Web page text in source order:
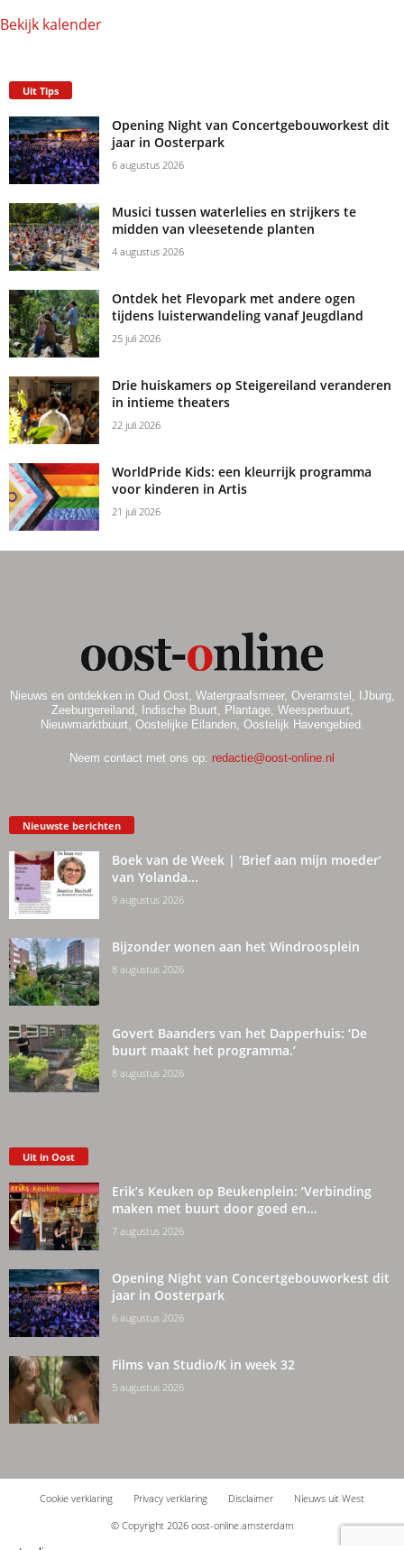
Bekijk kalender
Uit Tips
Opening Night van Concertgebouworkest dit
jaar in Oosterpark
6 augustus 2026
Musici tussen waterlelies en strijkers te
midden van vleesetende planten
4 augustus 2026
Ontdek het Flevopark met andere ogen
tijdens luisterwandeling vanaf Jeugdland
25 juli 2026
Drie huiskamers op Steigereiland veranderen
in intieme theaters
22 juli 2026
WorldPride Kids: een kleurrijk programma
voor kinderen in Artis
21 juli 2026
Nieuws en ontdekken in Oud Oost, Watergraafsmeer, Overamstel, IJburg,
Zeeburgereiland, Indische Buurt, Plantage, Weesperbuurt,
Nieuwmarktbuurt, Oostelijke Eilanden, Oostelijk Havengebied.
Neem contact met ons op: redactie@oost-online.nl
Nieuwste berichten
Boek van de Week | ‘Brief aan mijn moeder’
van Yolanda...
9 augustus 2026
Bijzonder wonen aan het Windroosplein
8 augustus 2026
Govert Baanders van het Dapperhuis: ‘De
buurt maakt het programma.’
8 augustus 2026
Uit in Oost
Erik’s Keuken op Beukenplein: ‘Verbinding
maken met buurt door goed en...
7 augustus 2026
Opening Night van Concertgebouworkest dit
jaar in Oosterpark
6 augustus 2026
Films van Studio/K in week 32
5 augustus 2026
Cookie verklaring Privacy verklaring Disclaimer
Nieuws uit West
© Copyright 2026 oost-online.amsterdam